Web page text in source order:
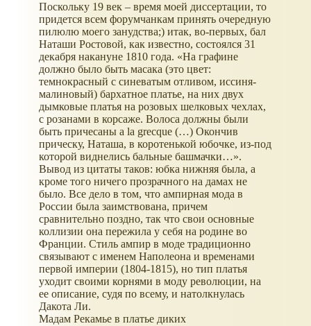
Поскольку 19 век – время моей диссертации, то
придется всем форумчанкам принять очередную
пилюлю моего занудства;) итак, во-первых, бал
Наташи Ростовой, как известно, состоялся 31
декабря накануне 1810 года. «На графине
должно было быть масака (это цвет:
темнокрасный с синеватым отливом, иссиня-
малиновый) бархатное платье, на них двух
дымковые платья на розовых шелковых чехлах,
с розанами в корсаже. Волоса должны были
быть причесаны a la grecque (…) Окончив
прическу, Наташа, в коротенькой юбочке, из-под
которой виднелись бальные башмачки…».
Вывод из цитаты таков: юбка нижняя была, а
кроме того ничего прозрачного на дамах не
было. Все дело в том, что ампирная мода в
России была заимствована, причем
сравнительно поздно, так что свои основные
коллизии она пережила у себя на родине во
Франции. Стиль ампир в моде традиционно
связывают с именем Наполеона и временами
первой империи (1804-1815), но тип платья
уходит своими корнями в моду революции, на
ее описание, судя по всему, и натолкнулась
Дакота Ли.
Мадам Рекамье в платье диких